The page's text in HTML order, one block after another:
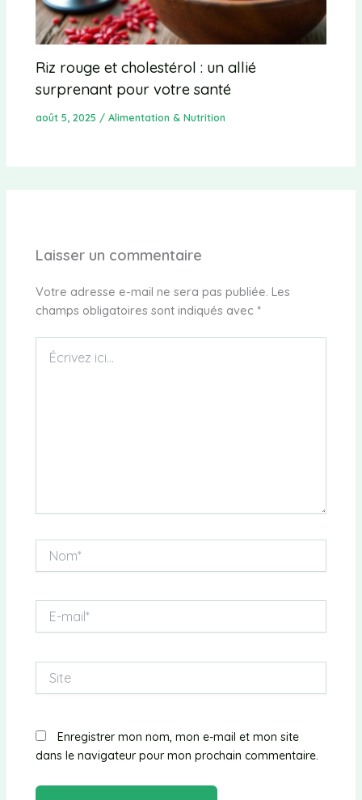
Riz rouge et cholestérol : un allié
surprenant pour votre santé
août 5, 2025 /Alimentation & Nutrition
Laisser un commentaire
Votre adresse e-mail ne sera pas publiée. Les
champs obligatoires sont indiqués avec *
ici…
mail*
Enregistrer mon nom, mon e-mail et mon site
dans le navigateur pour mon prochain commentaire.